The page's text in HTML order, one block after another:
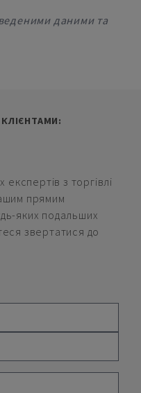
даними та
з торгівлі
прямим
яких подальших
звертатися до